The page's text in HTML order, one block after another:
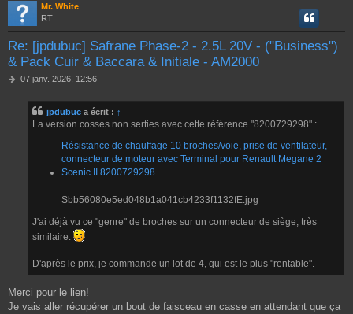
Mr. White
RT
Re: [jpdubuc] Safrane Phase-2 - 2.5L 20V - ("Business")
& Pack Cuir & Baccara & Initiale - AM2000
M
07 janv. 2026, 12:56
jpdubuc a écrit : ↑
La version cosses non serties avec cette référence "8200729298" :
Résistance de chauffage 10 broches/voie, prise de ventilateur,
connecteur de moteur avec Terminal pour Renault Megane 2
Scenic II 8200729298
Sbb56080e5ed048b1a041cb4233f1132fE.jpg
J'ai déjà vu ce "genre" de broches sur un connecteur de siège, très
similaire.
D'après le prix, je commande un lot de 4, qui est le plus "rentable".
Merci pour le lien!
Je vais aller récupérer un bout de faisceau en casse en attendant que ça